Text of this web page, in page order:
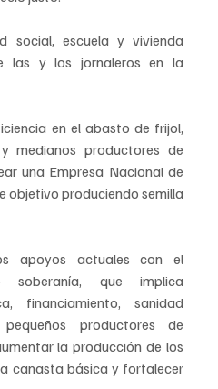
social, escuela y vivienda
las y los jornaleros en la
en el abasto de frijol,
medianos productores de
una Empresa Nacional de
objetivo produciendo semilla
apoyos actuales con el
soberanía, que implica
financiamiento, sanidad
productores de
la producción de los
canasta básica y fortalecer